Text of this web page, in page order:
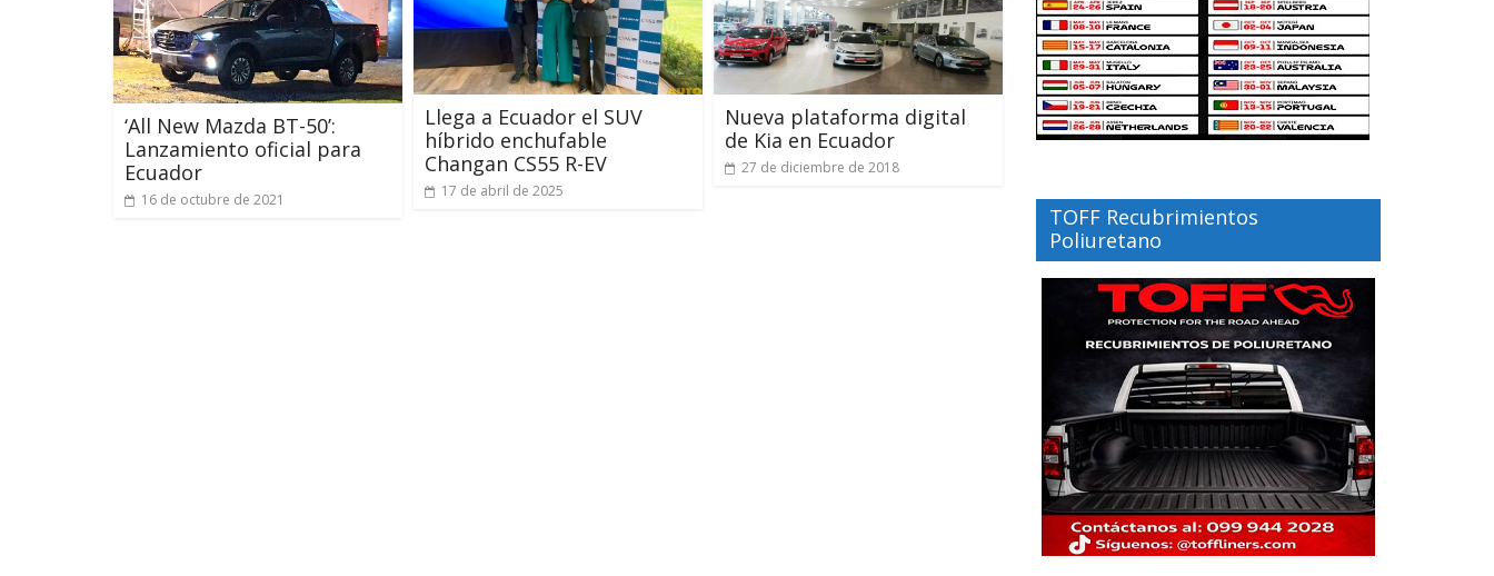
‘All New Mazda BT-50’:
Lanzamiento oficial para
Ecuador
16 de octubre de 2021
Llega a Ecuador el SUV
híbrido enchufable
Changan CS55 R-EV
17 de abril de 2025
Nueva plataforma digital
de Kia en Ecuador
27 de diciembre de 2018
TOFF Recubrimientos
Poliuretano